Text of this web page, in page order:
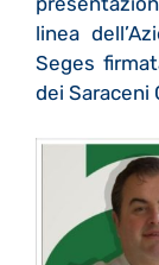
linea
Seges
dei Saraceni